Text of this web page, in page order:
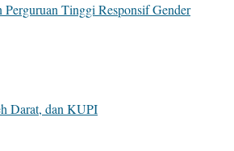
Tinggi Responsif Gender
Darat, dan KUPI